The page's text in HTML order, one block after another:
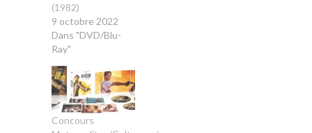
(1982)
9 octobre 2022
Dans "DVD/Blu-
Ray"
Concours